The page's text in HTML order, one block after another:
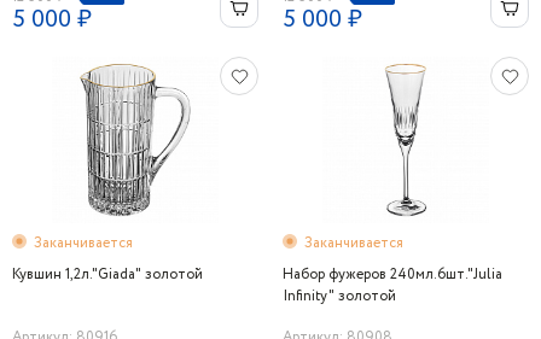
5 000 ₽ 5 000 ₽
Заканчивается
Кувшин 1,2л."Giada" золотой
Заканчивается
Набор фужеров 240мл.6шт."Julia
Infinity" золотой